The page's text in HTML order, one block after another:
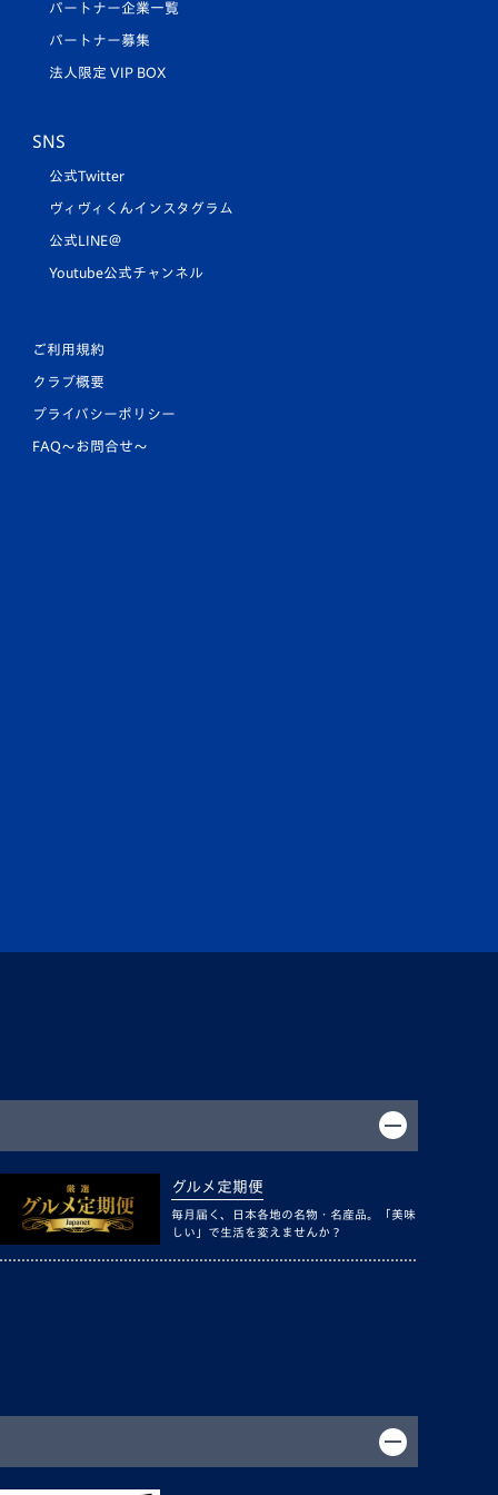
パートナー企業一覧
パートナー募集
法人限定 VIP BOX
SNS
公式Twitter
ヴィヴィくんインスタグラム
公式LINE＠
Youtube公式チャンネル
ご利用規約
クラブ概要
プライバシーポリシー
FAQ〜お問合せ〜
グルメ定期便
毎月届く、日本各地の名物・名産品。「美味
しい」で生活を変えませんか？